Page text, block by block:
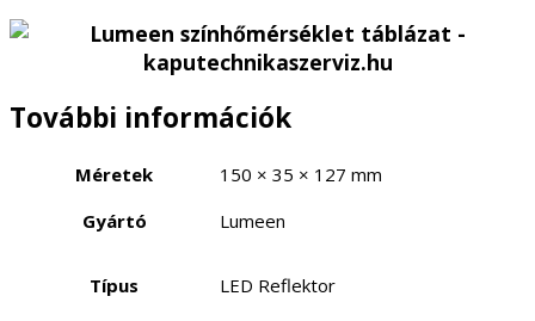
További információk
Méretek
150 × 35 × 127 mm
Gyártó
Lumeen
Típus LED Reflektor